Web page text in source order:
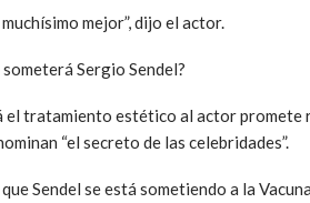
mejor”, dijo el actor.
Sergio Sendel?
el tratamiento estético al actor promete
“el secreto de las celebridades”.
Sendel se está sometiendo a la